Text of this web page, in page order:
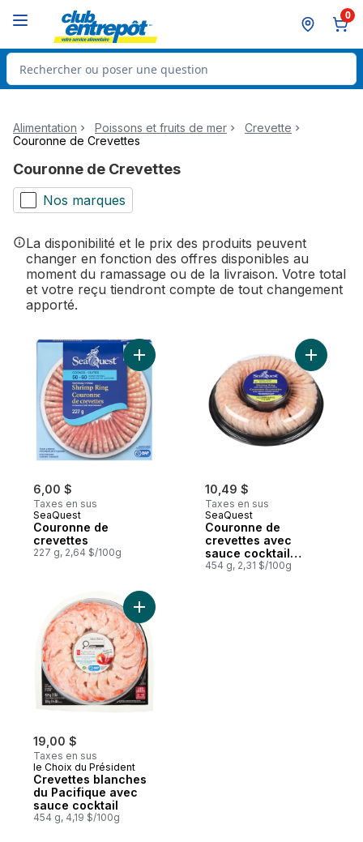
0
Rechercher des produits
Alimentation Poissons et fruits de mer
Crevette
Couronne de Crevettes
Couronne de Crevettes
Nos marques
La disponibilité et le prix des produits peuvent
changer en fonction des offres disponibles au
moment du ramassage ou de la livraison. Votre total
et votre reçu tiendront compte de tout changement
apporté.
6,00 $
Taxes en sus
SeaQuest
Couronne de
crevettes
227 g, 2,64 $/100g
Ajouter Couronne de crevettes au panier
10,49 $
Taxes en sus
SeaQuest
Couronne de
crevettes avec
sauce cocktail
douce
454 g, 2,31 $/100g
Ajouter
19,00 $
Taxes en sus
le Choix du Président
Crevettes blanches
du Pacifique avec
sauce cocktail
454 g, 4,19 $/100g
Ajouter Crevettes blanches du Pacifique